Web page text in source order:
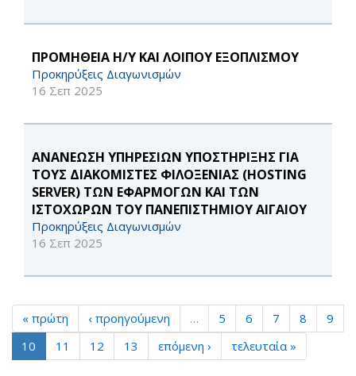
ΠΡΟΜΗΘΕΙΑ Η/Υ ΚΑΙ ΛΟΙΠΟΥ ΕΞΟΠΛΙΣΜΟΥ
Προκηρύξεις Διαγωνισμών
16 Σεπ 2025
ΑΝΑΝΕΩΣΗ ΥΠΗΡΕΣΙΩΝ ΥΠΟΣΤΗΡΙΞΗΣ ΓΙΑ
ΤΟΥΣ ΔΙΑΚΟΜΙΣΤΕΣ ΦΙΛΟΞΕΝΙΑΣ (HOSTING
SERVER) ΤΩΝ ΕΦΑΡΜΟΓΩΝ ΚΑΙ ΤΩΝ
ΙΣΤΟΧΩΡΩΝ ΤΟΥ ΠΑΝΕΠΙΣΤΗΜΙΟΥ ΑΙΓΑΙΟΥ
Προκηρύξεις Διαγωνισμών
16 Σεπ 2025
« πρώτη ‹ προηγούμενη … 5 6 7 8
9
10
11 12 13 επόμενη › τελευταία »